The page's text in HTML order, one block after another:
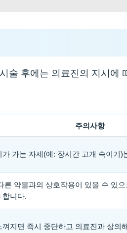
술 후에는 의료진의 지시에
주의사항
가 가는 자세(예: 장시간 고개 숙이기)
른 약물과의 상호작용이 있을 수 있
합니다.
껴지면 즉시 중단하고 의료진과 상의